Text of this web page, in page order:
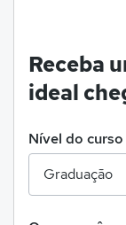
Receba
ideal
Nível do curso